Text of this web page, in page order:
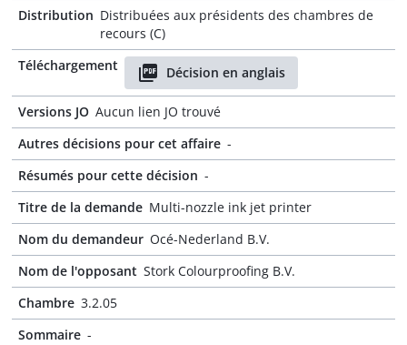
Distribution Distribuées aux présidents des chambres de
recours (C)
Téléchargement
Décision en anglais
Versions JO Aucun lien JO trouvé
Autres décisions pour cet affaire -
Résumés pour cette décision -
Titre de la demande Multi-nozzle ink jet printer
Nom du demandeur Océ-Nederland B.V.
Nom de l'opposant Stork Colourproofing B.V.
Chambre 3.2.05
Sommaire -